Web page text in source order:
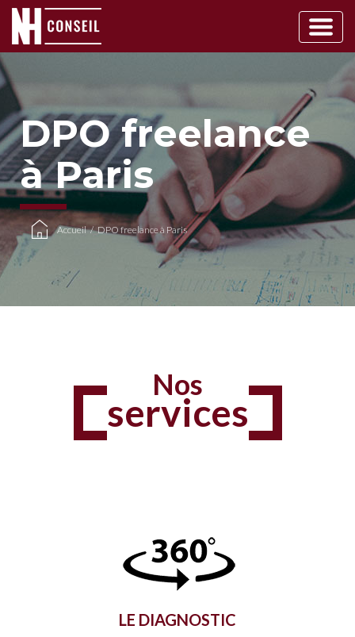
Main
Navigation
DPO freelance
à Paris
Accueil / DPO freelance à Paris
Nos
services
LE DIAGNOSTIC